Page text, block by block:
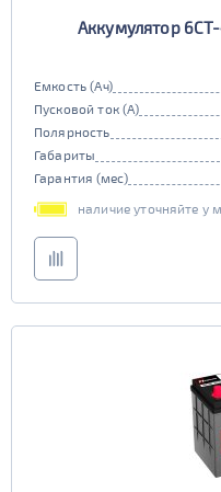
Аккумулятор
Емкость (Ач)
Пусковой ток (А)
Полярность
Габариты
Гарантия (мес)
наличие уточняйте у